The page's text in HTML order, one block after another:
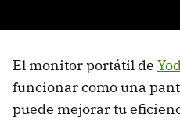
El monitor portátil de
funcionar como una
puede mejorar tu